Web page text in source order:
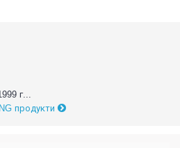
г...
продукти